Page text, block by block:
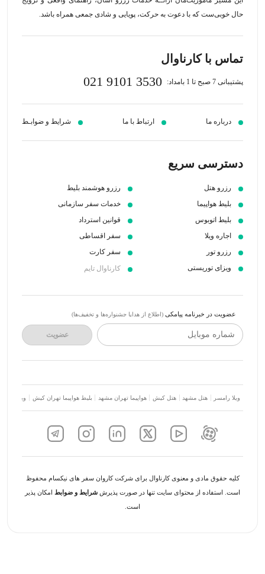
حال خوبی‌ست که با دعوت به حرکت، پویایی و شادی جمعی همراه باشد.
تماس با کارناوال
پشتیبانی 7 صبح تا 1 بامداد: 021 9101 3530
درباره ما ارتباط با ما شرایط و ضوابـط
دسترسی سریع
رزرو هتل
بلیط هواپیما
بلیط اتوبوس
اجاره ویلا
رزرو تور
ویزای توریستی
رزرو هوشمند بلیط
خدمات سفر سازمانی
قوانین استرداد
سفر اقساطی
سفر کارت
کارناوال تایم
عضویت در خبرنامه پیامکی (اطلاع از هدایا جشنواره‌ها و تخفیف‌ها)
شماره موبایل عضویت
ویلا رامسر هتل مشهد هتل کیش هواپیما تهران مشهد بلیط هواپیما تهران کیش ویلا شمال
کلیه حقوق مادی و معنوی کارناوال برای شرکت کاروان سفر های نیکسام محفوظ
است. استفاده از محتوای سایت تنها در صورت پذیرش شرایط و ضوابط امکان پذیر
است.